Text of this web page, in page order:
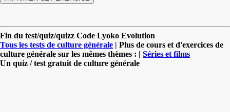
Fin du test/quiz/quizz Code Lyoko Evolution
Tous les tests de culture générale | Plus de cours et d'exercices de
culture générale sur les mêmes thèmes : | Séries et films
Un quiz / test gratuit de culture générale